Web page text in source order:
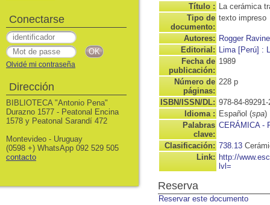
Título : La cerámica
Tipo de
documento:
texto impreso
Autores: Rogger
Editorial: Lima [Perú] :
Fecha de
publicación:
1989
Número de
páginas:
228 p
ISBN/ISSN/DL: 978-84-89291-
Idioma : Español (spa)
Palabras
clave:
CERÁMICA -
Clasificación: 738.13
Link: http://
lvl=
Reserva
Reservar este documento
Conectarse
Olvidé mi contraseña
Dirección
BIBLIOTECA "Antonio Pena"
Durazno 1577 - Peatonal Encina
1578 y Peatonal Sarandí 472
Montevideo - Uruguay
(0598 +) WhatsApp 092 529 505
contacto